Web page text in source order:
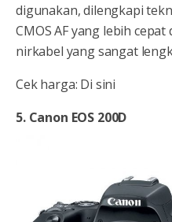
digunakan, dilengkapi
CMOS AF yang lebih
nirkabel yang sangat
Cek harga: Di sini
5. Canon EOS 200D